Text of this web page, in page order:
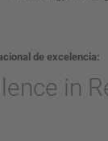
de excelencia